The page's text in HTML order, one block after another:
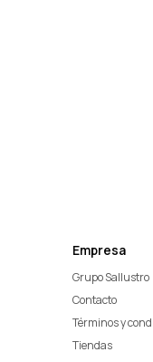
Empresa
Grupo Sallustro
Contacto
Términos y
Tiendas